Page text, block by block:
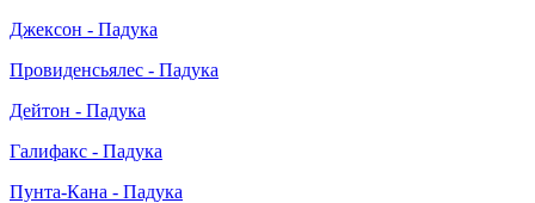
Джексон - Падука
Провиденсьялес - Падука
Дейтон - Падука
Галифакс - Падука
Пунта-Кана - Падука